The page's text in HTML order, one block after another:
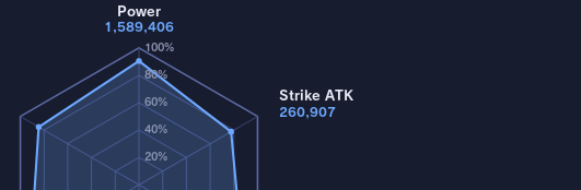
20%
40%
60%
80%
100%
Power
1,589,406
Strike ATK
260,907